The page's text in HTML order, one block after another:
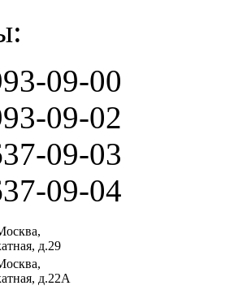
09-00
09-02
09-03
09-04
д.29
д.22А